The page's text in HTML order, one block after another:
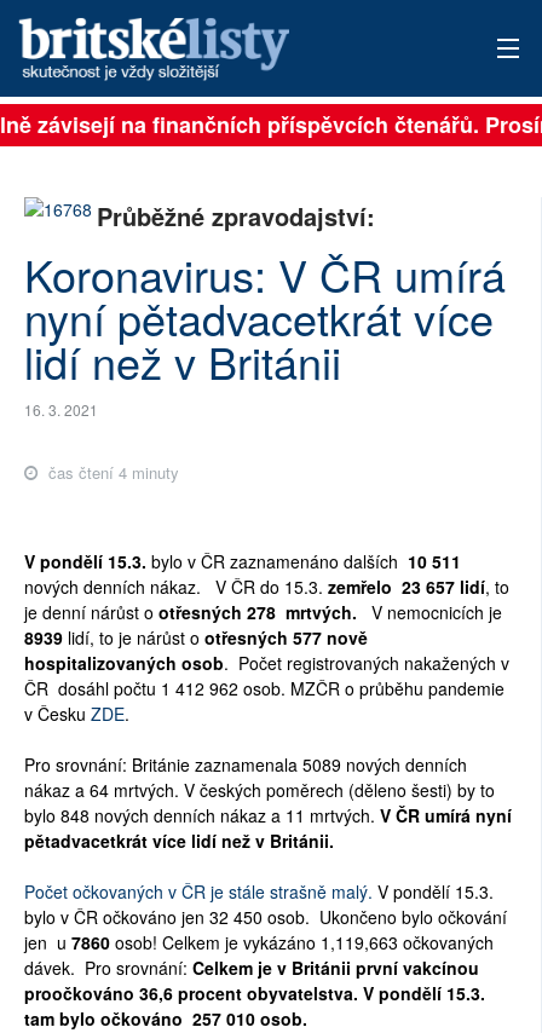
PŘIHLÁSIT
ROZHOVORY
TÉMATA
NEJČTENĚJŠÍ ZA 7 DNÍ
AUTOŘI
SOCIÁLNÍ SÍTĚ
RUBRIKY
PLNÁ VERZE STRÁNEK
na finančních příspěvcích čtenářů.
Průběžné zpravodajství:
Koronavirus: V ČR umírá
nyní pětadvacetkrát více
lidí než v Británii
16. 3. 2021
čas čtení 4 minuty
V pondělí 15.3. bylo v ČR zaznamenáno dalších 10 511
nových denních nákaz. V ČR do 15.3. zemřelo 23 657 lidí, to
je denní nárůst o otřesných 278 mrtvých. V nemocnicích je
8939 lidí, to je nárůst o otřesných 577 nově
hospitalizovaných osob. Počet registrovaných nakažených v
ČR dosáhl počtu 1 412 962 osob. MZČR o průběhu pandemie
v Česku ZDE.
Pro srovnání: Británie zaznamenala 5089 nových denních
nákaz a 64 mrtvých. V českých poměrech (děleno šesti) by to
bylo 848 nových denních nákaz a 11 mrtvých. V ČR umírá nyní
pětadvacetkrát více lidí než v Británii.
Počet očkovaných v ČR je stále strašně malý. V pondělí 15.3.
bylo v ČR očkováno jen 32 450 osob. Ukončeno bylo očkování
jen u 7860 osob! Celkem je vykázáno 1,119,663 očkovaných
dávek. Pro srovnání: Celkem je v Británii první vakcínou
proočkováno 36,6 procent obyvatelstva. V pondělí 15.3.
tam bylo očkováno 257 010 osob.